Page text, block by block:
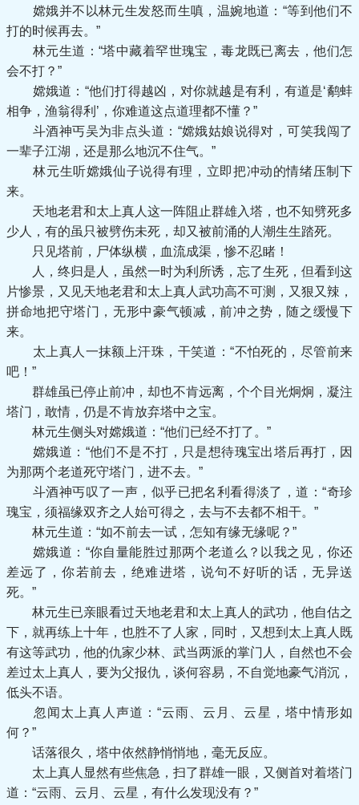
嫦娥并不以林元生发怒而生嗔，温婉地道：“等到他们不
打的时候再去。”
林元生道：“塔中藏着罕世瑰宝，毒龙既已离去，他们怎
会不打？”
嫦娥道：“他们打得越凶，对你就越是有利，有道是‘鹬蚌
相争，渔翁得利’，你难道这点道理都不懂？”
斗酒神丐吴为非点头道：“嫦娥姑娘说得对，可笑我闯了
一辈子江湖，还是那么地沉不住气。”
林元生听嫦娥仙子说得有理，立即把冲动的情绪压制下
来。
天地老君和太上真人这一阵阻止群雄入塔，也不知劈死多
少人，有的虽只被劈伤未死，却又被前涌的人潮生生踏死。
只见塔前，尸体纵横，血流成渠，惨不忍睹！
人，终归是人，虽然一时为利所诱，忘了生死，但看到这
片惨景，又见天地老君和太上真人武功高不可测，又狠又辣，
拼命地把守塔门，无形中豪气顿减，前冲之势，随之缓慢下
来。
太上真人一抹额上汗珠，干笑道：“不怕死的，尽管前来
吧！”
群雄虽已停止前冲，却也不肯远离，个个目光炯炯，凝注
塔门，敢情，仍是不肯放弃塔中之宝。
林元生侧头对嫦娥道：“他们已经不打了。”
嫦娥道：“他们不是不打，只是想待瑰宝出塔后再打，因
为那两个老道死守塔门，进不去。”
斗酒神丐叹了一声，似乎已把名利看得淡了，道：“奇珍
瑰宝，须福缘双齐之人始可得之，去与不去都不相干。”
林元生道：“如不前去一试，怎知有缘无缘呢？”
嫦娥道：“你自量能胜过那两个老道么？以我之见，你还
差远了，你若前去，绝难进塔，说句不好听的话，无异送
死。”
林元生已亲眼看过天地老君和太上真人的武功，他自估之
下，就再练上十年，也胜不了人家，同时，又想到太上真人既
有这等武功，他的仇家少林、武当两派的掌门人，自然也不会
差过太上真人，要为父报仇，谈何容易，不自觉地豪气消沉，
低头不语。
忽闻太上真人声道：“云雨、云月、云星，塔中情形如
何？”
话落很久，塔中依然静悄悄地，毫无反应。
太上真人显然有些焦急，扫了群雄一眼，又侧首对着塔门
道：“云雨、云月、云星，有什么发现没有？”